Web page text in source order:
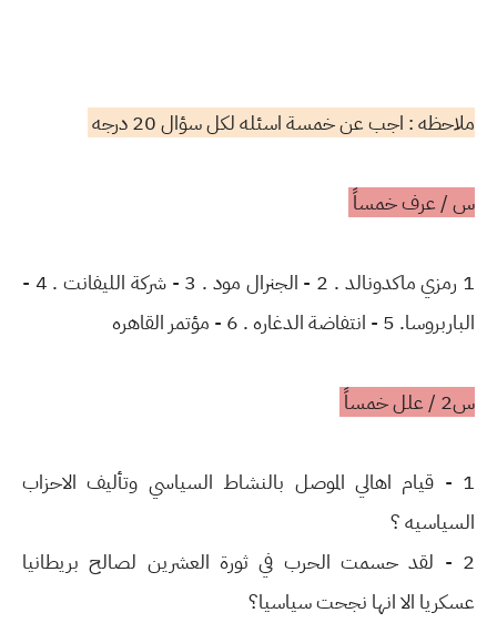
ملاحظه : اجب عن خمسة اسئله لكل سؤال 20 درجه
س / عرف خمساً
1 رمزي ماكدونالد . 2 - الجنرال مود . 3 - شركة الليفانت . 4 -
الباربروسا. 5 - انتفاضة الدغاره . 6 - مؤتمر القاهره
س2 / علل خمساً
1 - قيام اهالي الموصل بالنشاط السياسي وتأليف الاحزاب
السياسيه ؟
2 - لقد حسمت الحرب في ثورة العشرين لصالح بريطانيا
عسكريا الا انها نجحت سياسيا؟